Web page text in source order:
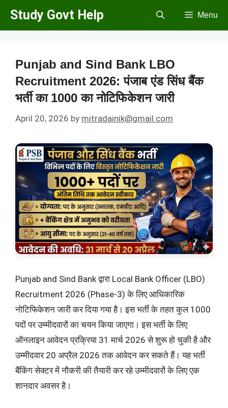
Skip
Study Govt Help Menu
Punjab and Sind Bank LBO
Recruitment 2026: पंजाब एंड सिंध बैंक
भर्ती का 1000 का नोटिफिकेशन जारी
April 20, 2026 by mitradainik@gmail.com
Punjab and Sind Bank द्वारा Local Bank Officer (LBO)
Recruitment 2026 (Phase-3) के लिए आधिकारिक
नोटिफिकेशन जारी कर दिया गया है। इस भर्ती के तहत कुल 1000
पदों पर उम्मीदवारों का चयन किया जाएगा। इस भर्ती के लिए
ऑनलाइन आवेदन प्रक्रिया 31 मार्च 2026 से शुरू हो चुकी है और
उम्मीदवार 20 अप्रैल 2026 तक आवेदन कर सकते हैं। यह भर्ती
बैंकिंग सेक्टर में नौकरी की तैयारी कर रहे उम्मीदवारों के लिए एक
शानदार अवसर है।